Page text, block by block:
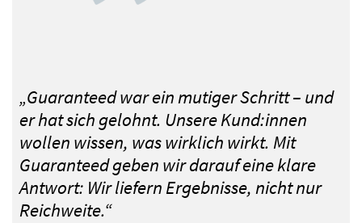
„Guaranteed war ein mutiger Schritt – und
er hat sich gelohnt. Unsere Kund:innen
wollen wissen, was wirklich wirkt. Mit
Guaranteed geben wir darauf eine klare
Antwort: Wir liefern Ergebnisse, nicht nur
Reichweite.“